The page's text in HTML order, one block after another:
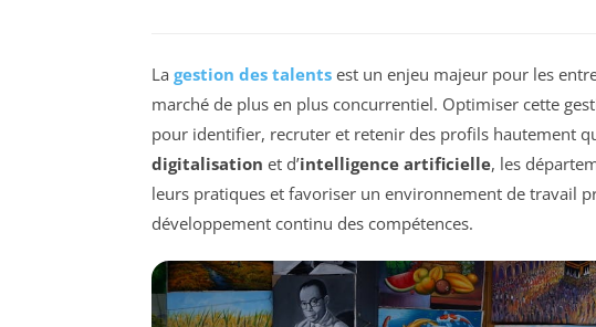
La gestion des talents est un enjeu majeur pour les
marché de plus en plus concurrentiel. Optimiser cette
pour identifier, recruter et retenir des profils hautement
digitalisation et d’intelligence artificielle, les
leurs pratiques et favoriser un environnement de travail
développement continu des compétences.